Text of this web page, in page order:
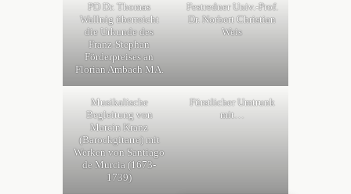
PD Dr. Thomas
Wallnig überreicht
die Urkunde des
Franz-Stephan
Förderpreises an
Florian Ambach MA.
Festredner Univ.-Prof.
Dr. Norbert Christian
Weis
Musikalische
Begleitung von
Marcin Kranz
(Barockgitarre) mit
Werken von Santiago
de Murcia (1673-
1739)
Fürstlicher Umtrunk
mit…